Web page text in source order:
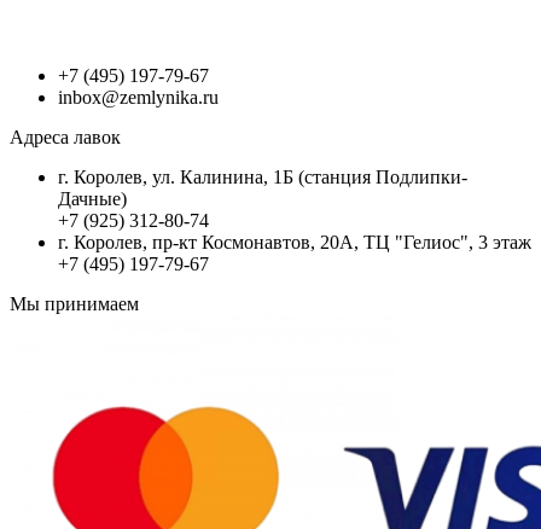
+7 (495) 197-79-67
inbox@zemlynika.ru
Адреса лавок
г. Королев, ул. Калинина, 1Б (станция Подлипки-
Дачные)
+7 (925) 312-80-74
г. Королев, пр-кт Космонавтов, 20А, ТЦ "Гелиос", 3 этаж
+7 (495) 197-79-67
Мы принимаем